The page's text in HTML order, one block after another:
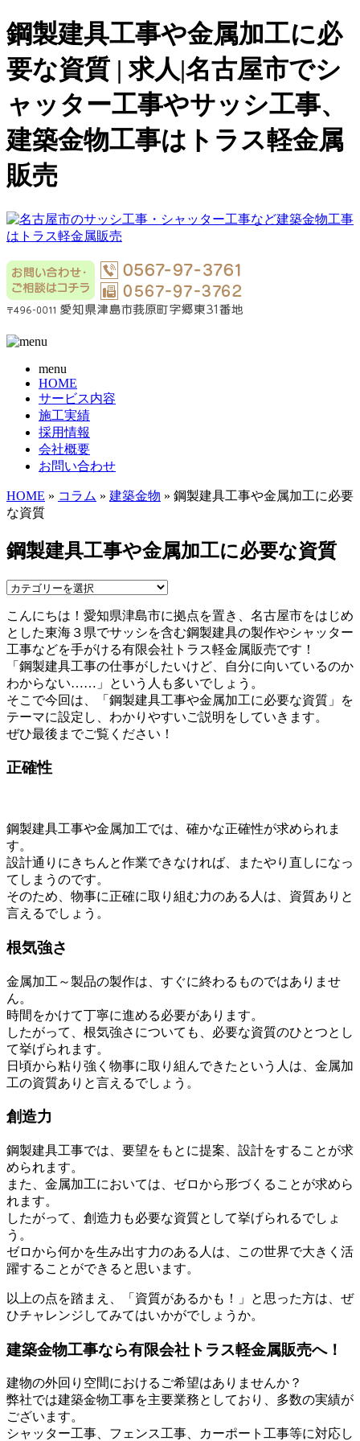
鋼製建具工事や金属加工に必
要な資質 | 求人|名古屋市でシ
ャッター工事やサッシ工事、
建築金物工事はトラス軽金属
販売
menu
HOME
サービス内容
施工実績
採用情報
会社概要
お問い合わせ
HOME » コラム » 建築金物 » 鋼製建具工事や金属加工に必要
な資質
鋼製建具工事や金属加工に必要な資質
こんにちは！愛知県津島市に拠点を置き、名古屋市をはじめ
とした東海３県でサッシを含む鋼製建具の製作やシャッター
工事などを手がける有限会社トラス軽金属販売です！
「鋼製建具工事の仕事がしたいけど、自分に向いているのか
わからない……」という人も多いでしょう。
そこで今回は、「鋼製建具工事や金属加工に必要な資質」を
テーマに設定し、わかりやすいご説明をしていきます。
ぜひ最後までご覧ください！
正確性
鋼製建具工事や金属加工では、確かな正確性が求められま
す。
設計通りにきちんと作業できなければ、またやり直しになっ
てしまうのです。
そのため、物事に正確に取り組む力のある人は、資質ありと
言えるでしょう。
根気強さ
金属加工～製品の製作は、すぐに終わるものではありませ
ん。
時間をかけて丁寧に進める必要があります。
したがって、根気強さについても、必要な資質のひとつとし
て挙げられます。
日頃から粘り強く物事に取り組んできたという人は、金属加
工の資質ありと言えるでしょう。
創造力
鋼製建具工事では、要望をもとに提案、設計をすることが求
められます。
また、金属加工においては、ゼロから形づくることが求めら
れます。
したがって、創造力も必要な資質として挙げられるでしょ
う。
ゼロから何かを生み出す力のある人は、この世界で大きく活
躍することができると思います。
以上の点を踏まえ、「資質があるかも！」と思った方は、ぜ
ひチャレンジしてみてはいかがでしょうか。
建築金物工事なら有限会社トラス軽金属販売へ！
建物の外回り空間におけるご希望はありませんか？
弊社では建築金物工事を主要業務としており、多数の実績が
ございます。
シャッター工事、フェンス工事、カーポート工事等に対応し